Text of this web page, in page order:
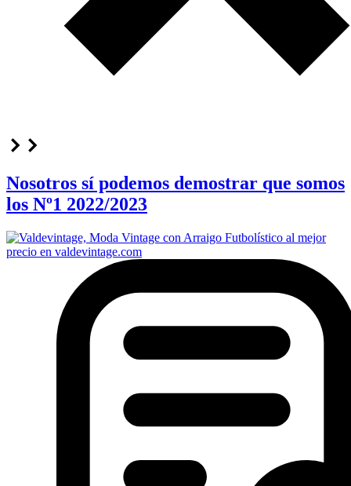
Nosotros sí podemos demostrar que somos
los Nº1 2022/2023